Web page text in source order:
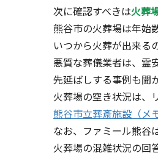
次に確認すべきは火葬
熊谷市の火葬場は年始
いつから火葬が出来る
悪質な葬儀業者は、霊
先延ばしする事例も聞
火葬場の空き状況は、
熊谷市立葬斎施設（メ
なお、ファミール熊谷
火葬場の混雑状況の回